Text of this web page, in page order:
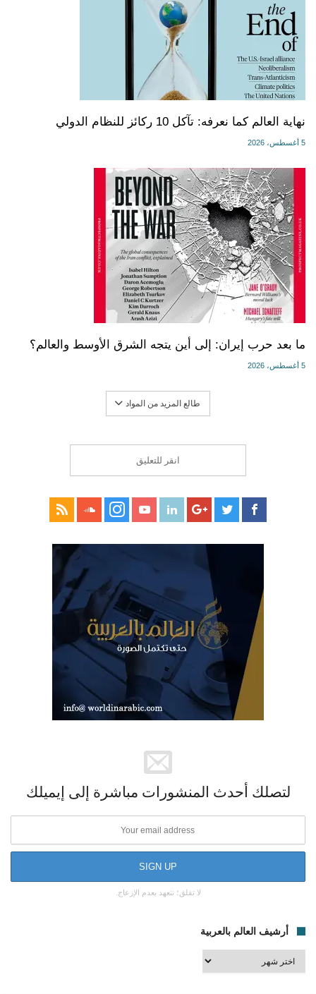
نهاية العالم كما نعرفه: تآكل 10 ركائز للنظام الدولي
5 أغسطس، 2026
ما بعد حرب إيران: إلى أين يتجه الشرق الأوسط والعالم؟
5 أغسطس، 2026
طالع المزيد من المواد
انقر للتعليق
لتصلك أحدث المنشورات مباشرة إلى إيميلك
لا تقلق؛ نتعهد بعدم الإزعاج.
أرشيف العالم بالعربية
أرشيف
العالم